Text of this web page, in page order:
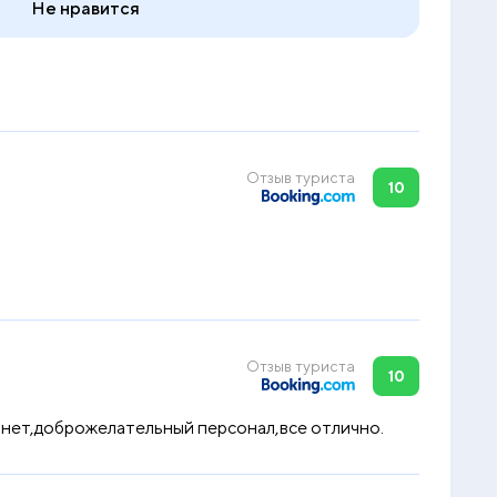
Не нравится
Отзыв туриста
10
Отзыв туриста
10
персонал,все отлично.